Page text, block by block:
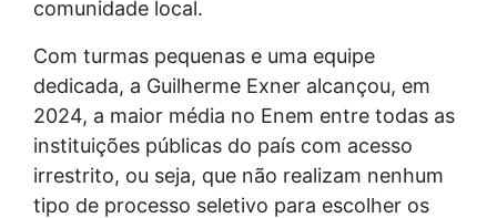
comunidade local.
Com turmas pequenas e uma equipe
dedicada, a Guilherme Exner alcançou, em
2024, a maior média no Enem entre todas as
instituições públicas do país com acesso
irrestrito, ou seja, que não realizam nenhum
tipo de processo seletivo para escolher os